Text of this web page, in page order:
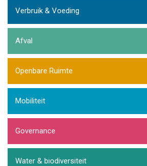
Verbruik & Voeding
Afval
Openbare Ruimte
Mobiliteit
Governance
Water & biodiversiteit